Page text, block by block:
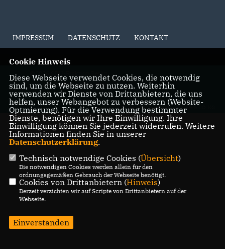
IMPRESSUM DATENSCHUTZ KONTAKT
@2026 CDU-Fraktion Berlin
Alle Rechte vorbehalten.
REALISATION: SHARKNESS MEDIA GMBH & CO. KG
Cookie Hinweis
Diese Webseite verwendet Cookies, die notwendig
sind, um die Webseite zu nutzen. Weiterhin
verwenden wir Dienste von Drittanbietern, die uns
helfen, unser Webangebot zu verbessern (Website-
Optmierung). Für die Verwendung bestimmter
Dienste, benötigen wir Ihre Einwilligung. Ihre
Einwilligung können Sie jederzeit widerrufen. Weitere
Informationen finden Sie in unserer
Datenschutzerklärung.
Technisch notwendige Cookies (Übersicht)
Die notwendigen Cookies werden allein für den
ordnungsgemäßen Gebrauch der Webseite benötigt.
Cookies von Drittanbietern (Hinweis)
Derzeit verzichten wir auf Scripte von Drittanbietern auf der
Webseite.
Einverstanden